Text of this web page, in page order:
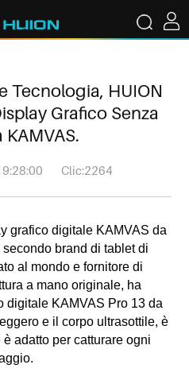
Tecnologia, HUION
Grafico Senza
KAMVAS.
Clic:2264
grafico digitale KAMVAS da
brand di tablet di
al mondo e fornitore di
a mano originale, ha
digitale KAMVAS Pro 13 da
e il corpo ultrasottile, è
adatto per catturare ogni